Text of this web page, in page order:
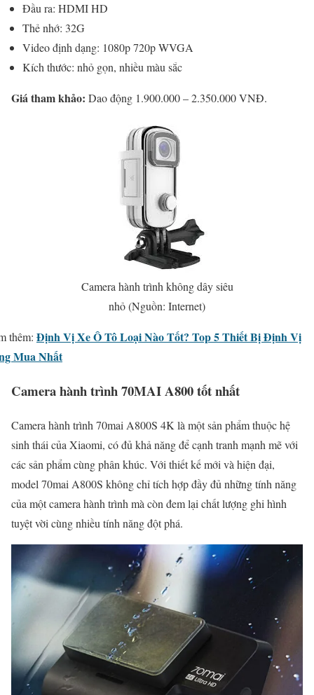
Đầu ra: HDMI HD
Thẻ nhớ: 32G
Video định dạng: 1080p 720p WVGA
Kích thước: nhỏ gọn, nhiều màu sắc
Giá tham khảo: Dao động 1.900.000 – 2.350.000 VNĐ.
Camera hành trình không dây siêu
nhỏ (Nguồn: Internet)
thêm: Định Vị Xe Ô Tô Loại Nào Tốt? Top 5 Thiết Bị Định Vị
Mua Nhất
Camera hành trình 70MAI A800 tốt nhất
Camera hành trình 70mai A800S 4K là một sản phẩm thuộc hệ
sinh thái của Xiaomi, có đủ khả năng để cạnh tranh mạnh mẽ với
các sản phẩm cùng phân khúc. Với thiết kế mới và hiện đại,
model 70mai A800S không chỉ tích hợp đầy đủ những tính năng
của một camera hành trình mà còn đem lại chất lượng ghi hình
tuyệt vời cùng nhiều tính năng đột phá.